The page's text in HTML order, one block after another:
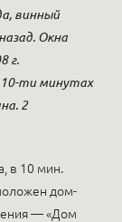
винный
Окна
г.
10-ти минутах
2
в 10 мин.
дом-
— «Дом